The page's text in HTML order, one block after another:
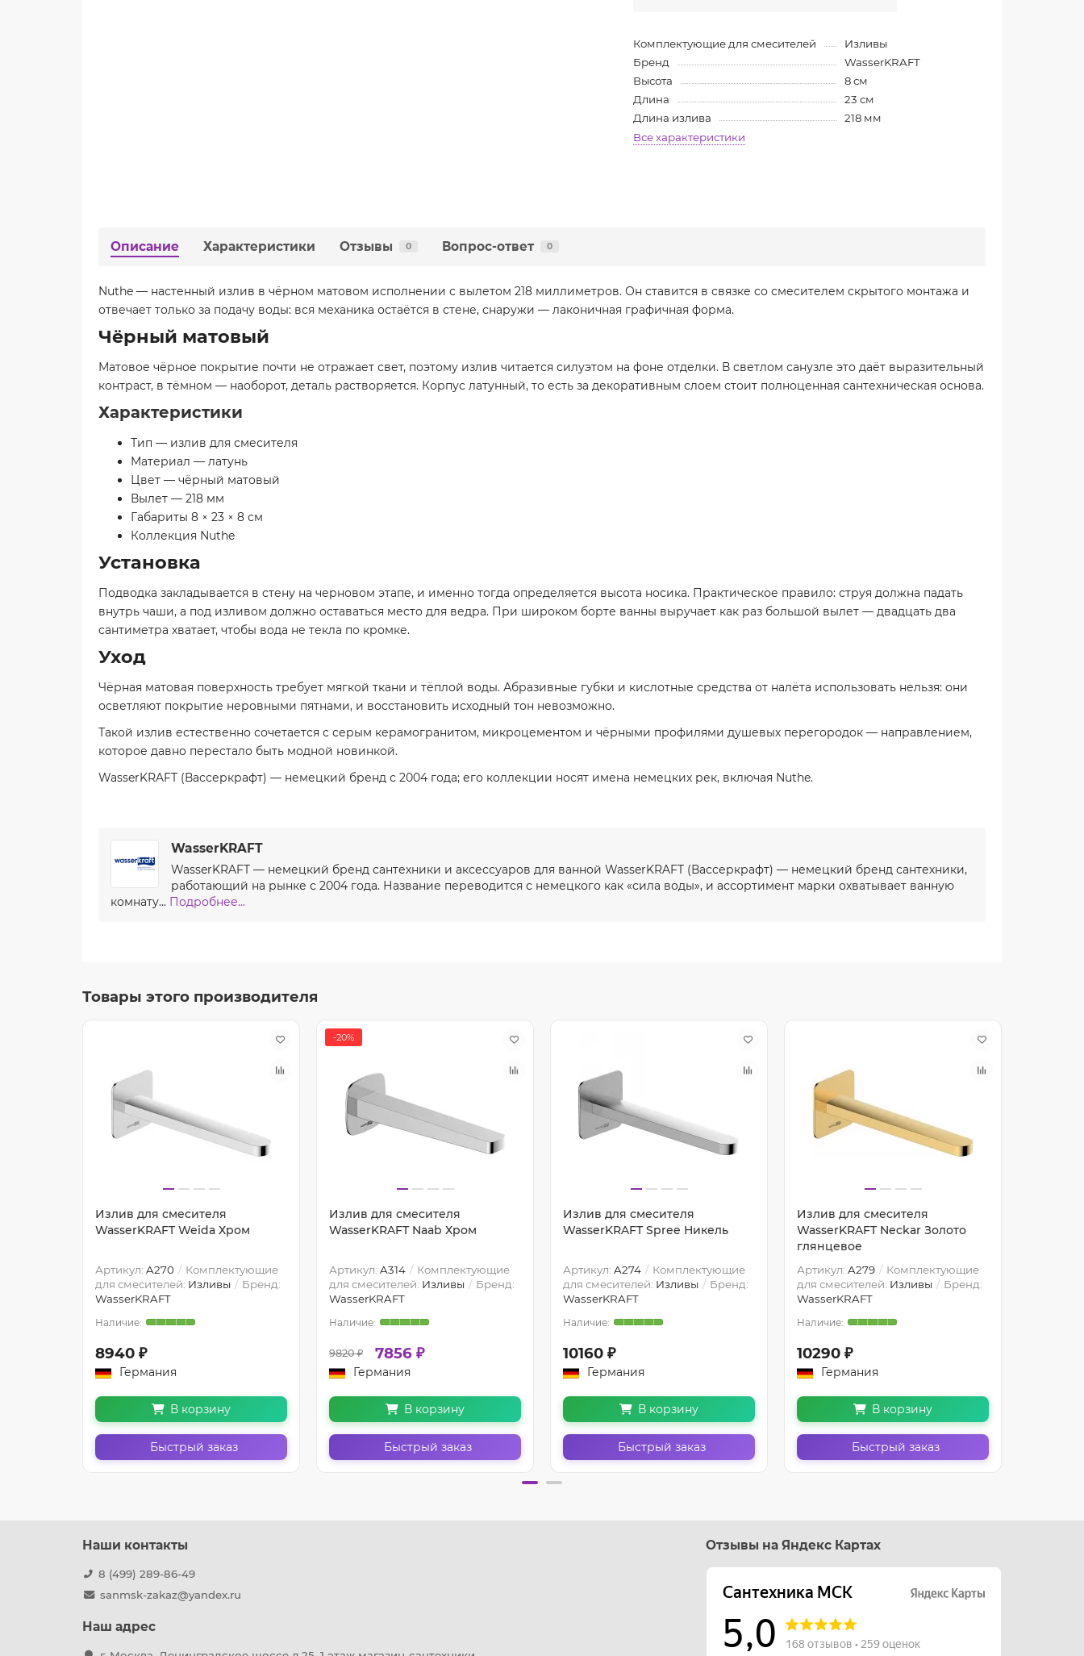
Комплектующие для смесителей
Изливы
Бренд
WasserKRAFT
Высота
8 см
Длина
23 см
Длина излива
218 мм
Все характеристики
Описание Характеристики Отзывы 0 Вопрос-ответ 0
Nuthe — настенный излив в чёрном матовом исполнении с вылетом 218 миллиметров. Он ставится в связке со смесителем скрытого монтажа и
отвечает только за подачу воды: вся механика остаётся в стене, снаружи — лаконичная графичная форма.
Чёрный матовый
Матовое чёрное покрытие почти не отражает свет, поэтому излив читается силуэтом на фоне отделки. В светлом санузле это даёт выразительный
контраст, в тёмном — наоборот, деталь растворяется. Корпус латунный, то есть за декоративным слоем стоит полноценная сантехническая основа.
Характеристики
Тип — излив для смесителя
Материал — латунь
Цвет — чёрный матовый
Вылет — 218 мм
Габариты 8 × 23 × 8 см
Коллекция Nuthe
Установка
Подводка закладывается в стену на черновом этапе, и именно тогда определяется высота носика. Практическое правило: струя должна падать
внутрь чаши, а под изливом должно оставаться место для ведра. При широком борте ванны выручает как раз большой вылет — двадцать два
сантиметра хватает, чтобы вода не текла по кромке.
Уход
Чёрная матовая поверхность требует мягкой ткани и тёплой воды. Абразивные губки и кислотные средства от налёта использовать нельзя: они
осветляют покрытие неровными пятнами, и восстановить исходный тон невозможно.
Такой излив естественно сочетается с серым керамогранитом, микроцементом и чёрными профилями душевых перегородок — направлением,
которое давно перестало быть модной новинкой.
WasserKRAFT (Вассеркрафт) — немецкий бренд с 2004 года; его коллекции носят имена немецких рек, включая Nuthe.
WasserKRAFT
WasserKRAFT — немецкий бренд сантехники и аксессуаров для ванной WasserKRAFT (Вассеркрафт) — немецкий бренд сантехники,
работающий на рынке с 2004 года. Название переводится с немецкого как «сила воды», и ассортимент марки охватывает ванную
комнату... Подробнее...
Товары этого производителя
Излив для смесителя
WasserKRAFT Weida Хром
Артикул: A270
Комплектующие
для смесителей: Изливы
Бренд:
WasserKRAFT
8940 ₽
Германия
В корзину
Быстрый заказ
-20%
Излив для смесителя
WasserKRAFT Naab Хром
Артикул: A314
Комплектующие
для смесителей: Изливы
Бренд:
WasserKRAFT
9820 ₽ 7856 ₽
Германия
В корзину
Быстрый заказ
Излив для смесителя
WasserKRAFT Spree Никель
Артикул: A274
Комплектующие
для смесителей: Изливы
Бренд:
WasserKRAFT
10160 ₽
Германия
В корзину
Быстрый заказ
Излив для смесителя
WasserKRAFT Neckar Золото
глянцевое
Артикул: A279
Комплектующие
для смесителей: Изливы
Бренд:
WasserKRAFT
10290 ₽
Германия
В корзину
Быстрый заказ
Наши контакты
8 (499) 289-86-49
sanmsk-zakaz@yandex.ru
Наш адрес
Отзывы на Яндекс Картах